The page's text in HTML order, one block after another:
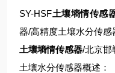
SY-HSF土壤墒情传感
器/高精度土壤水分传感
土壤墒情传感器/北京邯
土壤水分传感器概述：